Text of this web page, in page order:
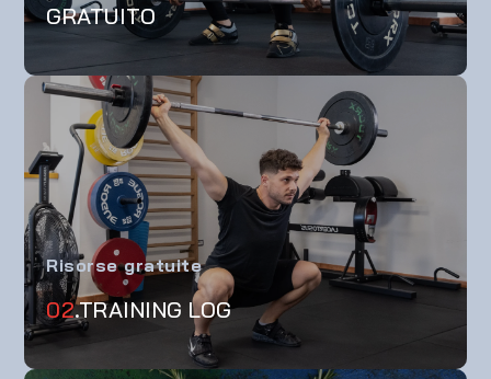
GRATUITO
Risorse gratuite
02.TRAINING LOG